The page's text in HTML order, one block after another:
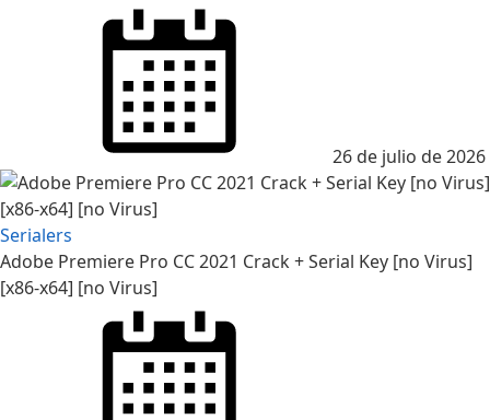
26 de julio de 2026
Serialers
Adobe Premiere Pro CC 2021 Crack + Serial Key [no Virus]
[x86-x64] [no Virus]